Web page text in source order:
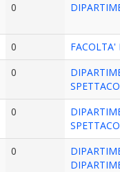
0
0
FACOLTA'
0
0
0